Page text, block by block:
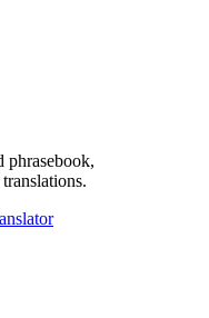
phrasebook,